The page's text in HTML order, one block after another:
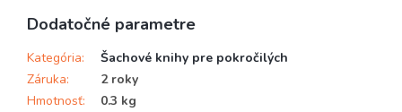
Dodatočné parametre
Kategória:
Šachové knihy pre pokročilých
Záruka:
2 roky
Hmotnosť:
0.3 kg